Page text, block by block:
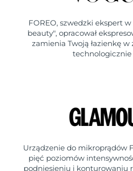
FOREO, szwedzki ekspert
beauty", opracował
zamienia Twoją łazienkę
technologicznie
Urządzenie do mikroprądów
pięć poziomów
podniesieniu i konturowaniu